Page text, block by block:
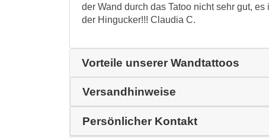
der Wand durch das Tatoo nicht sehr gut,
der Hingucker!!! Claudia C.
Vorteile unserer Wandtattoos
Versandhinweise
Persönlicher Kontakt